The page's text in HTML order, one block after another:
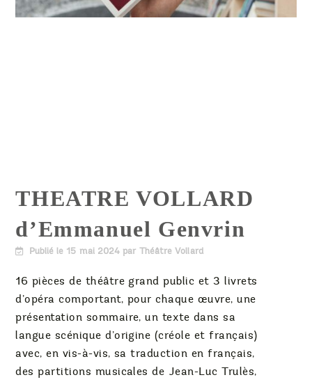
THEATRE VOLLARD
d’Emmanuel Genvrin
Publié le 15 mai 2024 par Théâtre Vollard
16 pièces de théâtre grand public et 3 livrets
d’opéra comportant, pour chaque œuvre, une
présentation sommaire, un texte dans sa
langue scénique d’origine (créole et français)
avec, en vis-à-vis, sa traduction en français,
des partitions musicales de Jean-Luc Trulès,